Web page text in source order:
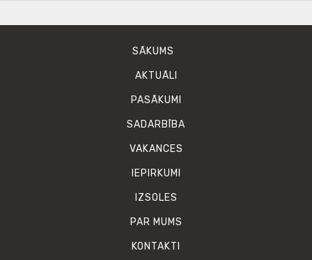
SĀKUMS
AKTUĀLI
PASĀKUMI
SADARBĪBA
VAKANCES
IEPIRKUMI
IZSOLES
PAR MUMS
KONTAKTI